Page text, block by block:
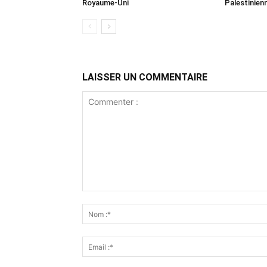
Royaume-Uni
LAISSER UN COMMENTAIRE